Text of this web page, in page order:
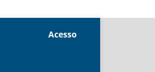
Acesso